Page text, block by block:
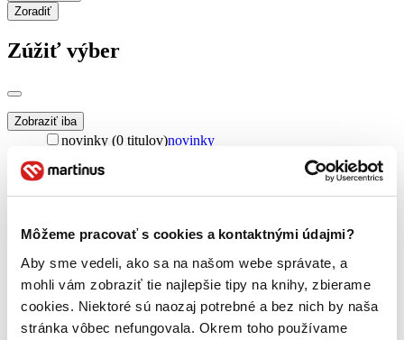
Môžeme pracovať s cookies a kontaktnými údajmi?
Aby sme vedeli, ako sa na našom webe správate, a
mohli vám zobraziť tie najlepšie tipy na knihy, zbierame
cookies. Niektoré sú naozaj potrebné a bez nich by naša
stránka vôbec nefungovala. Okrem toho používame
Zoradiť
Zúžiť výber
Zobraziť iba
novinky (0 titulov)novinky
predpredaj (0 titulov) predpredaj
pripravujeme (0 titulov)
dostupná (bez vypredaných) (0 titulov)dostupná (bez
vypredaných)
Nové / čítané
nová (0 titulov)nová